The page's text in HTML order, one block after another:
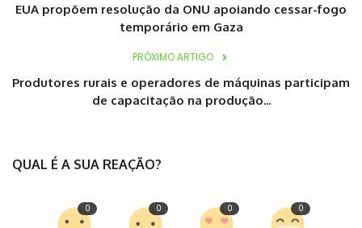
EUA propõem resolução da ONU apoiando cessar-fogo
temporário em Gaza
PRÓXIMO ARTIGO
Produtores rurais e operadores de máquinas participam
de capacitação na produção...
QUAL É A SUA REAÇÃO?
0 0 0 0